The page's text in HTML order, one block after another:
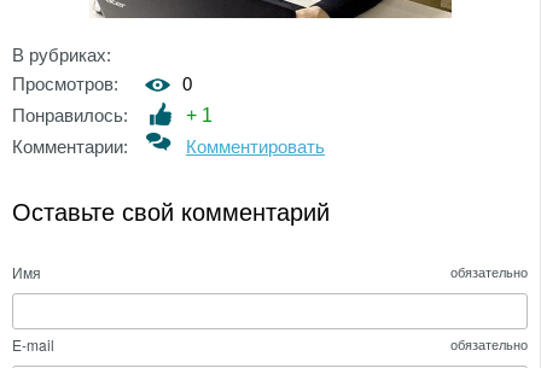
В рубриках:
Просмотров:
0
Понравилось:
+ 1
Комментарии:
Комментировать
Оставьте свой комментарий
Имя обязательно
E-mail обязательно